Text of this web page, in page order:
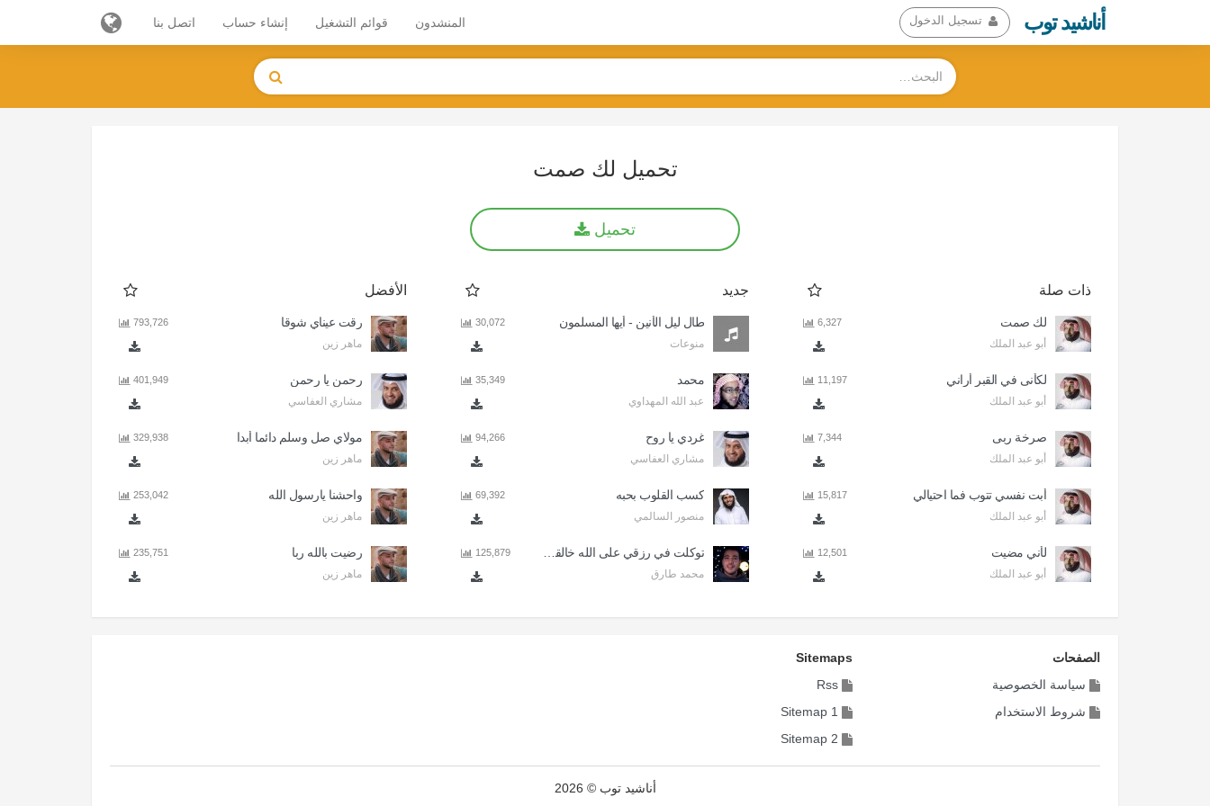
أناشيد توب تسجيل الدخول المنشدون قوائم التشغيل إنشاء حساب اتصل بنا
تحميل لك صمت
تحميل
ذات صلة
لك صمت
أبو عبد الملك
6,327
لكأنى في القبر أراني
أبو عبد الملك
11,197
صرخة ربى
أبو عبد الملك
7,344
أبت نفسي تتوب فما احتيالي
أبو عبد الملك
15,817
لأني مضيت
أبو عبد الملك
12,501
جديد
طال ليل الأنين - أيها المسلمون
منوعات
30,072
محمد
عبد الله المهداوي
35,349
غردي يا روح
مشاري العفاسي
94,266
كسب القلوب بحبه
منصور السالمي
69,392
محمد طارق
125,879
الأفضل
رقت عيناي شوقا
ماهر زين
793,726
رحمن يا رحمن
مشاري العفاسي
401,949
مولاي صل وسلم دائما أبدا
ماهر زين
329,938
واحشنا يارسول الله
ماهر زين
253,042
رضيت بالله ربا
ماهر زين
235,751
الصفحات
سياسة الخصوصية
شروط الاستخدام
Sitemaps
Rss
Sitemap 1
Sitemap 2
أناشيد توب © 2026